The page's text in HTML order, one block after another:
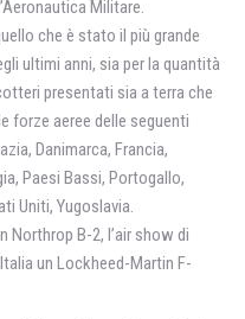
Militare.
che è stato il più grande
ultimi anni, sia per la quantità
presentati sia a terra che
forze aeree delle seguenti
Danimarca, Francia,
Paesi Bassi, Portogallo,
Uniti, Yugoslavia.
Northrop B-2, l’air show di
un Lockheed-Martin F-